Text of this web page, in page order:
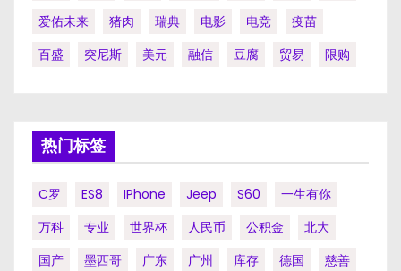
爱佑未来
猪肉 瑞典 电影 电竞
疫苗
百盛
突尼斯 美元 融信 豆腐 贸易 限购
热门标签
C罗 ES8 IPhone Jeep S60
一生有你
万科
专业 世界杯 人民币 公积金
北大
国产
墨西哥 广东 广州 库存 德国
慈善